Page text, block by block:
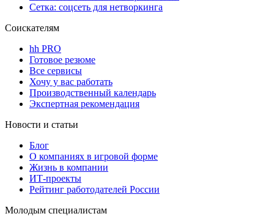
Сетка: соцсеть для нетворкинга
Соискателям
hh PRO
Готовое резюме
Все сервисы
Хочу у вас работать
Производственный календарь
Экспертная рекомендация
Новости и статьи
Блог
О компаниях в игровой форме
Жизнь в компании
ИТ-проекты
Рейтинг работодателей России
Молодым специалистам